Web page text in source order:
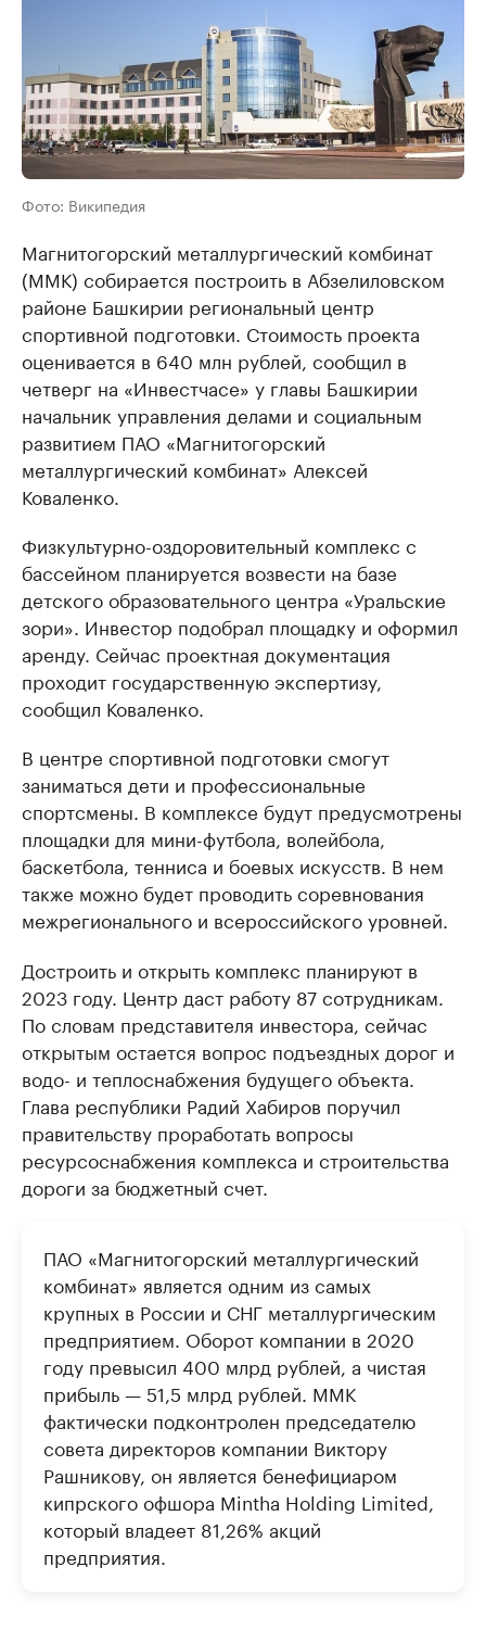
Фото: Википедия
Магнитогорский металлургический комбинат
(ММК) собирается построить в Абзелиловском
районе Башкирии региональный центр
спортивной подготовки. Стоимость проекта
оценивается в 640 млн рублей, сообщил в
четверг на «Инвестчасе» у главы Башкирии
начальник управления делами и социальным
развитием ПАО «Магнитогорский
металлургический комбинат» Алексей
Коваленко.
Физкультурно-оздоровительный комплекс с
бассейном планируется возвести на базе
детского образовательного центра «Уральские
зори». Инвестор подобрал площадку и оформил
аренду. Сейчас проектная документация
проходит государственную экспертизу,
сообщил Коваленко.
В центре спортивной подготовки смогут
заниматься дети и профессиональные
спортсмены. В комплексе будут предусмотрены
площадки для мини-футбола, волейбола,
баскетбола, тенниса и боевых искусств. В нем
также можно будет проводить соревнования
межрегионального и всероссийского уровней.
Достроить и открыть комплекс планируют в
2023 году. Центр даст работу 87 сотрудникам.
По словам представителя инвестора, сейчас
открытым остается вопрос подъездных дорог и
водо- и теплоснабжения будущего объекта.
Глава республики Радий Хабиров поручил
правительству проработать вопросы
ресурсоснабжения комплекса и строительства
дороги за бюджетный счет.
ПАО «Магнитогорский металлургический
комбинат» является одним из самых
крупных в России и СНГ металлургическим
предприятием. Оборот компании в 2020
году превысил 400 млрд рублей, а чистая
прибыль — 51,5 млрд рублей. ММК
фактически подконтролен председателю
совета директоров компании Виктору
Рашникову, он является бенефициаром
кипрского офшора Mintha Holding Limited,
который владеет 81,26% акций
предприятия.